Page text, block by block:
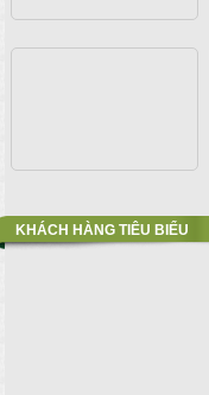
KHÁCH HÀNG TIÊU BIỂU